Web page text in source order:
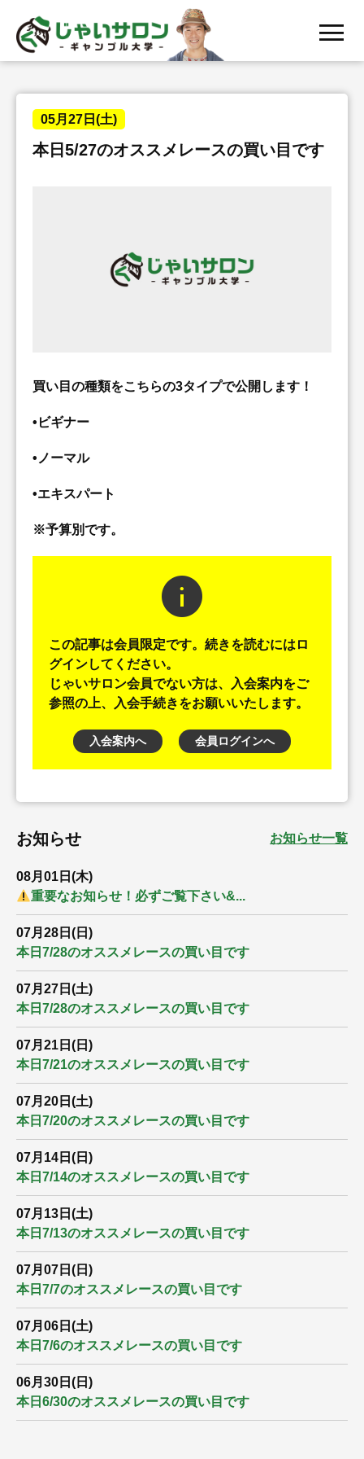
menu
05月27日(土)
本日5/27のオススメレースの買い目です
買い目の種類をこちらの3タイプで公開します！
•ビギナー
•ノーマル
•エキスパート
※予算別です。
info
この記事は会員限定です。続きを読むにはロ
グインしてください。
じゃいサロン会員でない方は、入会案内をご
参照の上、入会手続きをお願いいたします。
入会案内へ 会員ログインへ
お知らせ お知らせ一覧
08月01日(木)
重要なお知らせ！必ずご覧下さい&...
07月28日(日)
本日7/28のオススメレースの買い目です
07月27日(土)
本日7/28のオススメレースの買い目です
07月21日(日)
本日7/21のオススメレースの買い目です
07月20日(土)
本日7/20のオススメレースの買い目です
07月14日(日)
本日7/14のオススメレースの買い目です
07月13日(土)
本日7/13のオススメレースの買い目です
07月07日(日)
本日7/7のオススメレースの買い目です
07月06日(土)
本日7/6のオススメレースの買い目です
06月30日(日)
本日6/30のオススメレースの買い目です